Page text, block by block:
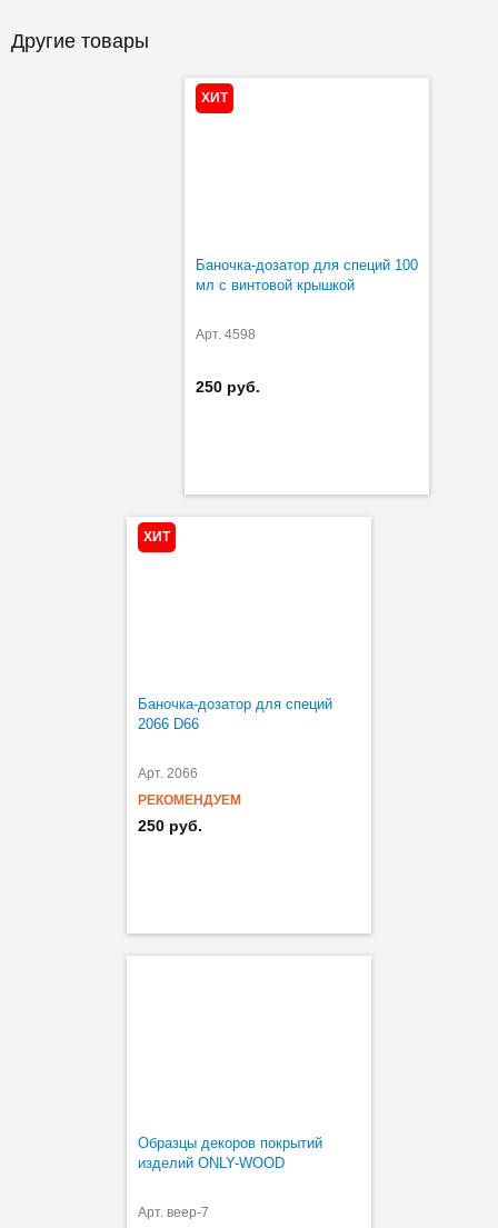
Другие товары
ХИТ
Баночка-дозатор для специй 100
мл с винтовой крышкой
Арт. 4598
250 руб.
ХИТ
Баночка-дозатор для специй
2066 D66
Арт. 2066
РЕКОМЕНДУЕМ
250 руб.
Образцы декоров покрытий
изделий ONLY-WOOD
Арт. веер-7